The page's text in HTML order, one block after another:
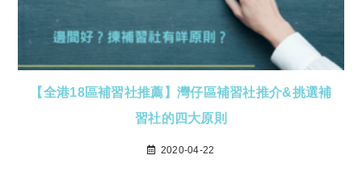
【全港18區補習社推薦】灣仔區補習社推介&挑選補
習社的四大原則
2020-04-22